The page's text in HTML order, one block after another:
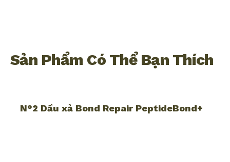
Sản Phẩm Có Thể Bạn Thích
N°2 Dầu xả Bond Repair PeptideBond+